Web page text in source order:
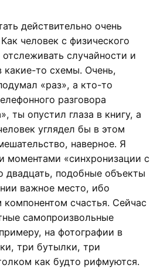
действительно очень
человек с физического
случайности и
какие-то схемы. Очень,
«раз», а кто-то
разговора
ты опустил глаза в книгу, а
углядел бы в этом
наверное. Я
моментами «синхронизации с
двадцать, подобные объекты
важное место, ибо
компонентом счастья. Сейчас
самопроизвольные
на фотографии в
три бутылки, три
как будто рифмуются.